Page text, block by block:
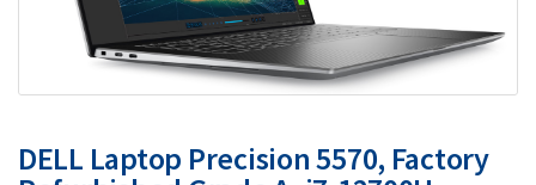
DELL Laptop Precision 5570, Factory